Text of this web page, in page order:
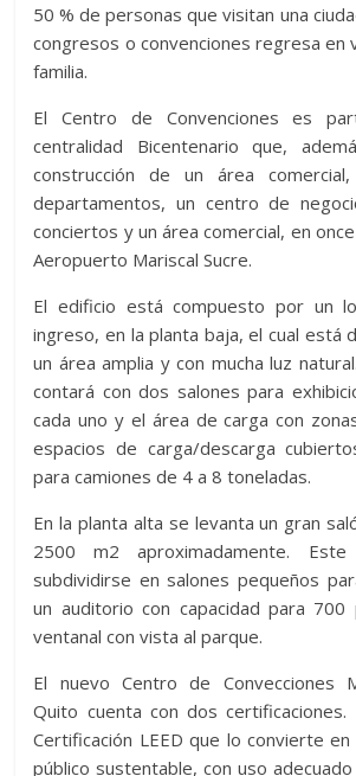
50 % de personas que visitan una
congresos o convenciones regresa en
familia.
El Centro de Convenciones es
centralidad Bicentenario que,
construcción de un área
departamentos, un centro de
conciertos y un área comercial, en
Aeropuerto Mariscal Sucre.
El edificio está compuesto por un
ingreso, en la planta baja, el cual está
un área amplia y con mucha luz
contará con dos salones para
cada uno y el área de carga con
espacios de carga/descarga
para camiones de 4 a 8 toneladas.
En la planta alta se levanta un gran
2500 m2 aproximadamente.
subdividirse en salones pequeños
un auditorio con capacidad para 700
ventanal con vista al parque.
El nuevo Centro de Convecciones
Quito cuenta con dos
Certificación LEED que lo convierte
público sustentable, con uso